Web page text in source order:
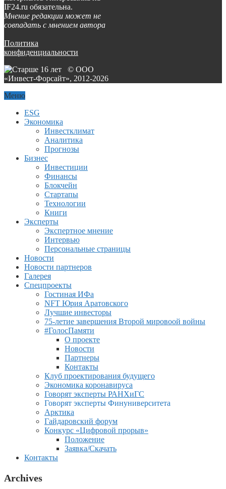
IF24.ru обязательна.
Мнение редакции может не
совпадать с мнением автора
Политика
конфиденциальности
© ООО
«Инвест-Форсайт», 2012-2026
Меню
ESG
Экономика
Инвестклимат
Аналитика
Прогнозы
Бизнес
Инвестиции
Финансы
Блокчейн
Стартапы
Технологии
Книги
Эксперты
Экспертное мнение
Интервью
Персональные страницы
Новости
Новости партнеров
Галерея
Спецпроекты
Гостиная ИФа
NFT Юрия Аратовского
Лучшие инвесторы
75-летие завершения Второй мировоой войны
#ГолосПамяти
О проекте
Новости
Партнеры
Контакты
Клуб проектирования будущего
Экономика коронавируса
Говорят эксперты РАНХиГС
Говорят эксперты Финуниверситета
Арктика
Гайдаровский форум
Конкурс «Цифровой прорыв»
Положение
Заявка/Скачать
Контакты
Archives